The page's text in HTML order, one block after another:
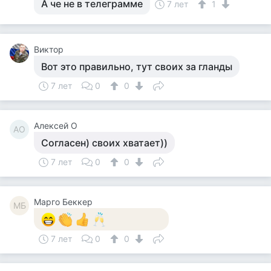
А че не в телеграмме 7 лет 1
Виктор
Вот это правильно, тут своих за гланды
7 лет 0 0
АО Алексей О
Согласен) своих хватает))
7 лет 0 0
MБ Mарго Беккер
7 лет 0 0